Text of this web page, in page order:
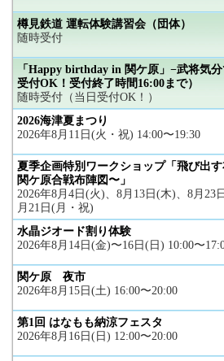
樽見鉄道 運転体験講習会（団体）
随時受付
「Happy birthday in 関ケ原」−武将気
受付OK！受付終了時間16:00まで）
随時受付（当日受付OK！）
2026海津夏まつり
2026年8月11日(火・祝) 14:00〜19:30
夏季企画特別ワークショップ「飛び出
関ケ原合戦布陣図〜」
2026年8月4日(火)、8月13日(木)、8月23
月21日(月・祝)
水晶ジオード割り体験
2026年8月14日(金)〜16日(日) 10:00〜
関ケ原 夜市
2026年8月15日(土) 16:00〜20:00
第1回 はなもも納涼フェスタ
2026年8月16日(日) 12:00〜20:00